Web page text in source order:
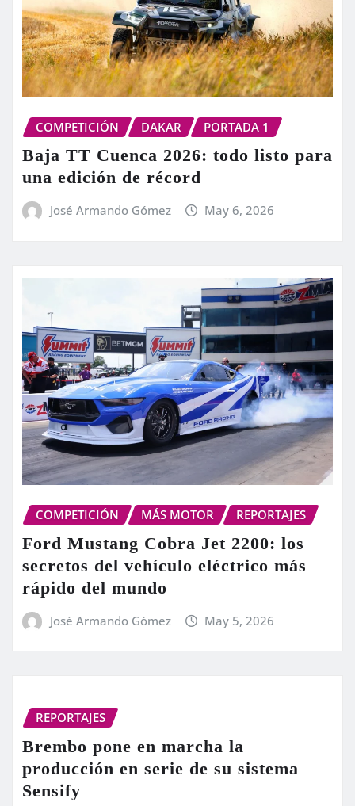
COMPETICIÓN DAKAR PORTADA 1
Baja TT Cuenca 2026: todo listo para
una edición de récord
José Armando Gómez May 6, 2026
COMPETICIÓN MÁS MOTOR REPORTAJES
Ford Mustang Cobra Jet 2200: los
secretos del vehículo eléctrico más
rápido del mundo
José Armando Gómez May 5, 2026
REPORTAJES
Brembo pone en marcha la
producción en serie de su sistema
Sensify